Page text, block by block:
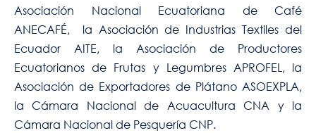
Asociación Nacional Ecuatoriana de Café
ANECAFÉ, la Asociación de Industrias Textiles del
Ecuador AITE, la Asociación de Productores
Ecuatorianos de Frutas y Legumbres APROFEL, la
Asociación de Exportadores de Plátano ASOEXPLA,
la Cámara Nacional de Acuacultura CNA y la
Cámara Nacional de Pesquería CNP.